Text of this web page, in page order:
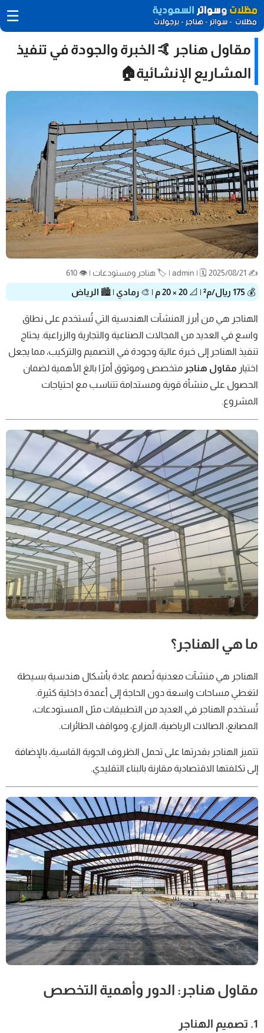
☰
مقاول هناجر 🤙 الخبرة والجودة في تنفيذ
المشاريع الإنشائية🏠
✍️ admin | 🗓️ 2025/08/21 | 🏷️ هناجر ومستودعات | 👁️ 610
💰 175 ريال/م² | 📐 20 × 20 م | 🎨 رمادي | 🏙️ الرياض
الهناجر هي من أبرز المنشآت الهندسية التي تُستخدم على نطاق
واسع في العديد من المجالات الصناعية والتجارية والزراعية. يحتاج
تنفيذ الهناجر إلى خبرة عالية وجودة في التصميم والتركيب، مما يجعل
اختيار مقاول هناجر متخصص وموثوق أمرًا بالغ الأهمية لضمان
الحصول على منشأة قوية ومستدامة تتناسب مع احتياجات
المشروع.
ما هي الهناجر؟
الهناجر هي منشآت معدنية تُصمم عادة بأشكال هندسية بسيطة
لتغطي مساحات واسعة دون الحاجة إلى أعمدة داخلية كثيرة.
تُستخدم الهناجر في العديد من التطبيقات مثل المستودعات،
المصانع، الصالات الرياضية، المزارع، ومواقف الطائرات.
تتميز الهناجر بقدرتها على تحمل الظروف الجوية القاسية، بالإضافة
إلى تكلفتها الاقتصادية مقارنة بالبناء التقليدي.
مقاول هناجر: الدور وأهمية التخصص
1. تصميم الهناجر